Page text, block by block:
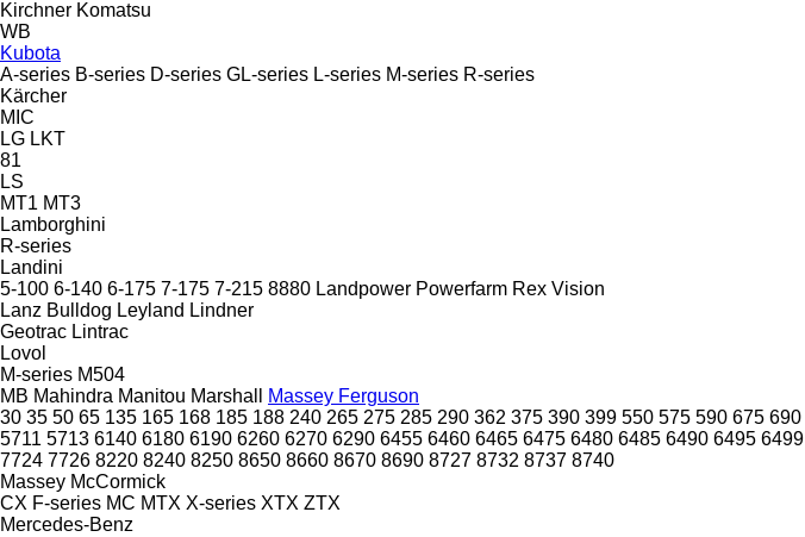
Kirchner Komatsu
WB
Kubota
A-series B-series D-series GL-series L-series M-series R-series
Kärcher
MIC
LG LKT
81
LS
MT1 MT3
Lamborghini
R-series
Landini
5-100 6-140 6-175 7-175 7-215 8880 Landpower Powerfarm Rex Vision
Lanz Bulldog Leyland Lindner
Geotrac Lintrac
Lovol
M-series M504
MB Mahindra Manitou Marshall
Massey Ferguson
30 35 50 65 135 165 168 185 188 240 265 275 285 290 362 375 390 399 550 575 590 675 690
5711 5713 6140 6180 6190 6260 6270 6290 6455 6460 6465 6475 6480 6485 6490 6495 6499
7724 7726 8220 8240 8250 8650 8660 8670 8690 8727 8732 8737 8740
Massey McCormick
CX F-series MC MTX X-series XTX ZTX
Mercedes-Benz